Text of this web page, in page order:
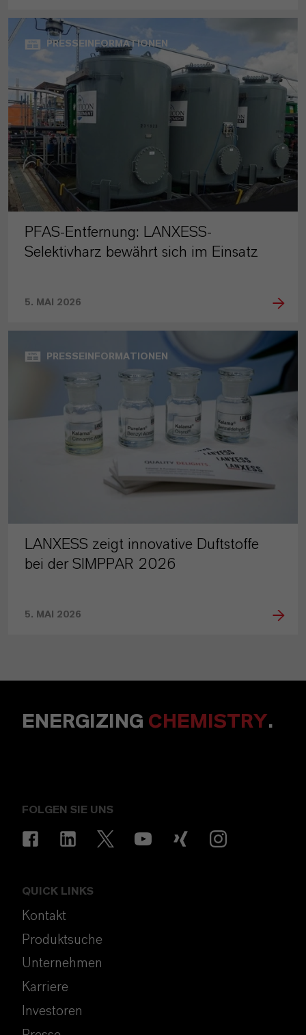
PRESSEINFORMATIONEN
PFAS-Entfernung: LANXESS-
Selektivharz bewährt sich im Einsatz
5. MAI 2026
PRESSEINFORMATIONEN
LANXESS zeigt innovative Duftstoffe
bei der SIMPPAR 2026
5. MAI 2026
ENERGIZING CHEMISTRY.
FOLGEN SIE UNS
QUICK LINKS
Kontakt
Produktsuche
Unternehmen
Karriere
Investoren